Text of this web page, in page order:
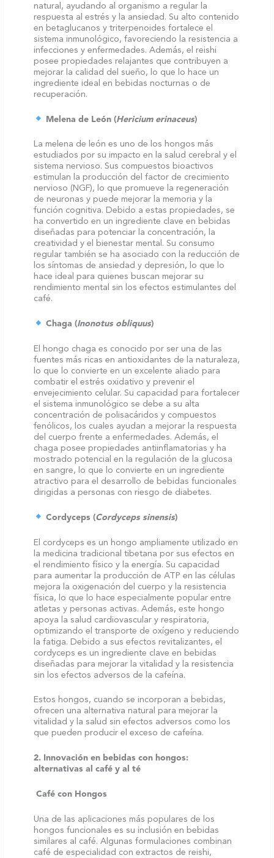
natural, ayudando al organismo a regular la
respuesta al estrés y la ansiedad. Su alto contenido
en betaglucanos y triterpenoides fortalece el
sistema inmunológico, favoreciendo la resistencia a
infecciones y enfermedades. Además, el reishi
posee propiedades relajantes que contribuyen a
mejorar la calidad del sueño, lo que lo hace un
ingrediente ideal en bebidas nocturnas o de
recuperación.
Melena de León (Hericium erinaceus)
La melena de león es uno de los hongos más
estudiados por su impacto en la salud cerebral y el
sistema nervioso. Sus compuestos bioactivos
estimulan la producción del factor de crecimiento
nervioso (NGF), lo que promueve la regeneración
de neuronas y puede mejorar la memoria y la
función cognitiva. Debido a estas propiedades, se
ha convertido en un ingrediente clave en bebidas
diseñadas para potenciar la concentración, la
creatividad y el bienestar mental. Su consumo
regular también se ha asociado con la reducción de
los síntomas de ansiedad y depresión, lo que lo
hace ideal para quienes buscan mejorar su
rendimiento mental sin los efectos estimulantes del
café.
Chaga (Inonotus obliquus)
El hongo chaga es conocido por ser una de las
fuentes más ricas en antioxidantes de la naturaleza,
lo que lo convierte en un excelente aliado para
combatir el estrés oxidativo y prevenir el
envejecimiento celular. Su capacidad para fortalecer
el sistema inmunológico se debe a su alta
concentración de polisacáridos y compuestos
fenólicos, los cuales ayudan a mejorar la respuesta
del cuerpo frente a enfermedades. Además, el
chaga posee propiedades antiinflamatorias y ha
mostrado potencial en la regulación de la glucosa
en sangre, lo que lo convierte en un ingrediente
atractivo para el desarrollo de bebidas funcionales
dirigidas a personas con riesgo de diabetes.
Cordyceps (Cordyceps sinensis)
El cordyceps es un hongo ampliamente utilizado en
la medicina tradicional tibetana por sus efectos en
el rendimiento físico y la energía. Su capacidad
para aumentar la producción de ATP en las células
mejora la oxigenación del cuerpo y la resistencia
física, lo que lo hace especialmente popular entre
atletas y personas activas. Además, este hongo
apoya la salud cardiovascular y respiratoria,
optimizando el transporte de oxígeno y reduciendo
la fatiga. Debido a sus efectos revitalizantes, el
cordyceps es un ingrediente clave en bebidas
diseñadas para mejorar la vitalidad y la resistencia
sin los efectos adversos de la cafeína.
Estos hongos, cuando se incorporan a bebidas,
ofrecen una alternativa natural para mejorar la
vitalidad y la salud sin efectos adversos como los
que pueden producir el exceso de cafeína.
2. Innovación en bebidas con hongos:
alternativas al café y al té
Café con Hongos
Una de las aplicaciones más populares de los
hongos funcionales es su inclusión en bebidas
similares al café. Algunas formulaciones combinan
café de especialidad con extractos de reishi,